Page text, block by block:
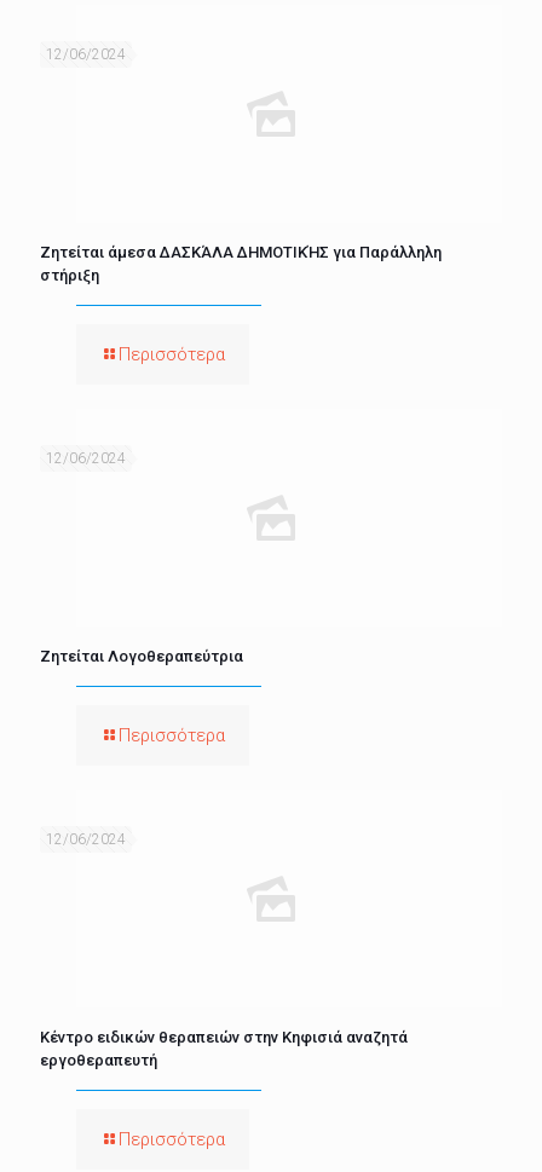
12/06/2024
Ζητείται άμεσα ΔΑΣΚΆΛΑ ΔΗΜΟΤΙΚΉΣ για Παράλληλη
στήριξη
Περισσότερα
12/06/2024
Ζητείται Λογοθεραπεύτρια
Περισσότερα
12/06/2024
Κέντρο ειδικών θεραπειών στην Κηφισιά αναζητά
εργοθεραπευτή
Περισσότερα